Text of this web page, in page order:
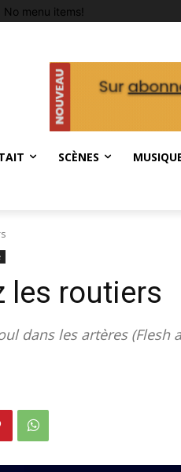
No menu items!
SCÈNES
les routiers
dans les artères (Flesh